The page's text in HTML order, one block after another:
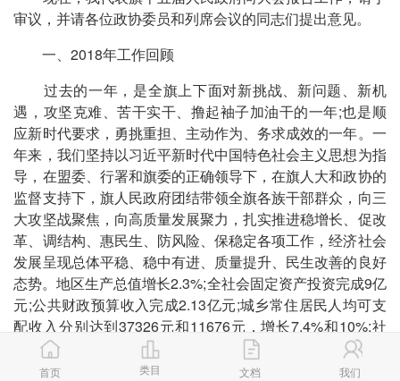
审议，并请各位政协委员和列席会议的同志们提出意见。
一、2018年工作回顾
过去的一年，是全旗上下面对新挑战、新问题、新机
遇，攻坚克难、苦干实干、撸起袖子加油干的一年;也是顺
应新时代要求，勇挑重担、主动作为、务求成效的一年。一
年来，我们坚持以习近平新时代中国特色社会主义思想为指
导，在盟委、行署和旗委的正确领导下，在旗人大和政协的
监督支持下，旗人民政府团结带领全旗各族干部群众，向三
大攻坚战聚焦，向高质量发展聚力，扎实推进稳增长、促改
革、调结构、惠民生、防风险、保稳定各项工作，经济社会
发展呈现总体平稳、稳中有进、质量提升、民生改善的良好
态势。地区生产总值增长2.3%;全社会固定资产投资完成9亿
元;公共财政预算收入完成2.13亿元;城乡常住居民人均可支
配收入分别达到37326元和11676元，增长7.4%和10%;社
会消费品零售总额完成19.7亿元，增长7.3%。虽然个别经
济指标受大环境影响增速回落，但经济发展稳的基本面没有
首页 类目 文档 我们